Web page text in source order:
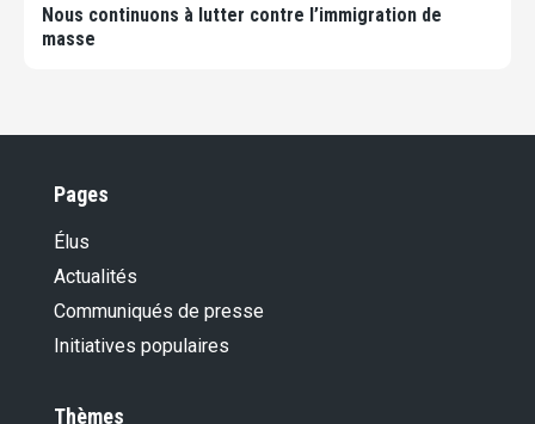
Nous continuons à lutter contre l’immigration de
masse
Pages
Élus
Actualités
Communiqués de presse
Initiatives populaires
Thèmes